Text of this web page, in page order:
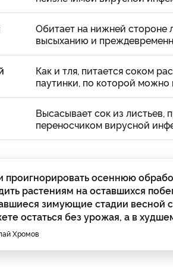
Обитает на нижней стороне
высыханию и
Как и тля, питается соком
паутинки, по которой можно
Высасывает сок из
переносчиком вирусной
проигнорировать осеннюю
растениям на оставшихся
зимующие стадии весной
остаться без урожая, а в
Хромов